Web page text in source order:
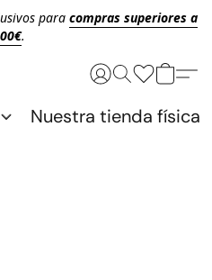
para compras superiores a
.
Nuestra tienda física